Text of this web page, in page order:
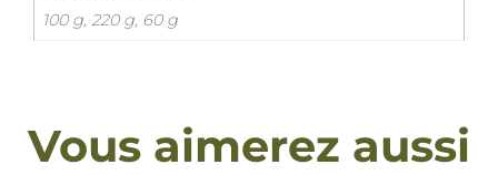
100 g, 220 g, 60 g
Vous aimerez aussi